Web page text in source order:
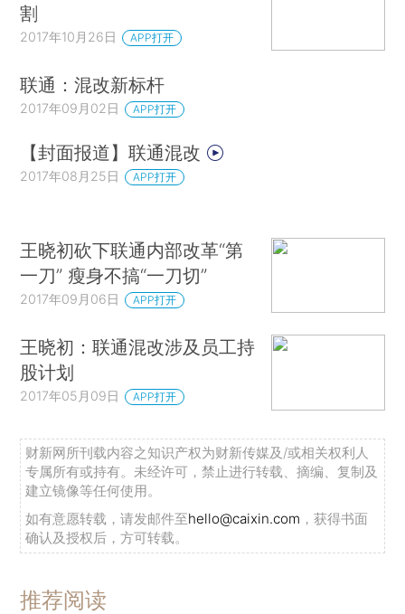
割
2017年10月26日 APP打开
联通：混改新标杆
2017年09月02日 APP打开
【封面报道】联通混改
2017年08月25日 APP打开
王晓初砍下联通内部改革“第
一刀” 瘦身不搞“一刀切”
2017年09月06日 APP打开
王晓初：联通混改涉及员工持
股计划
2017年05月09日 APP打开
财新网所刊载内容之知识产权为财新传媒及/或相关权利人
专属所有或持有。未经许可，禁止进行转载、摘编、复制及
建立镜像等任何使用。
如有意愿转载，请发邮件至hello@caixin.com ，获得书面
确认及授权后，方可转载。
推荐阅读